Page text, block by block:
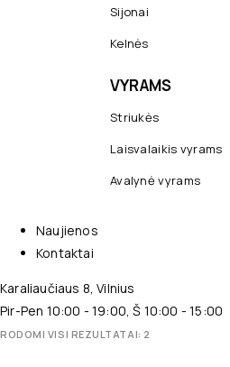
Sijonai
Kelnės
VYRAMS
Striukės
Laisvalaikis vyrams
Avalynė vyrams
Naujienos
Kontaktai
Karaliaučiaus 8, Vilnius
Pir-Pen 10:00 - 19:00, Š 10:00 - 15:00
RODOMI VISI REZULTATAI: 2